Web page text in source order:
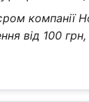
компанії
від 100